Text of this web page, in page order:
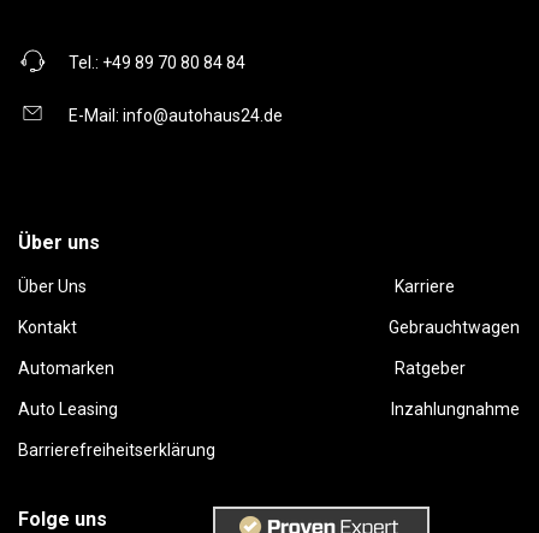
Tel.: +49 89 70 80 84 84
E-Mail: info@autohaus24.de
Über uns
Über Uns Karriere
Kontakt Gebrauchtwagen
Automarken Ratgeber
Auto Leasing Inzahlungnahme
Barrierefreiheitserklärung
Folge uns